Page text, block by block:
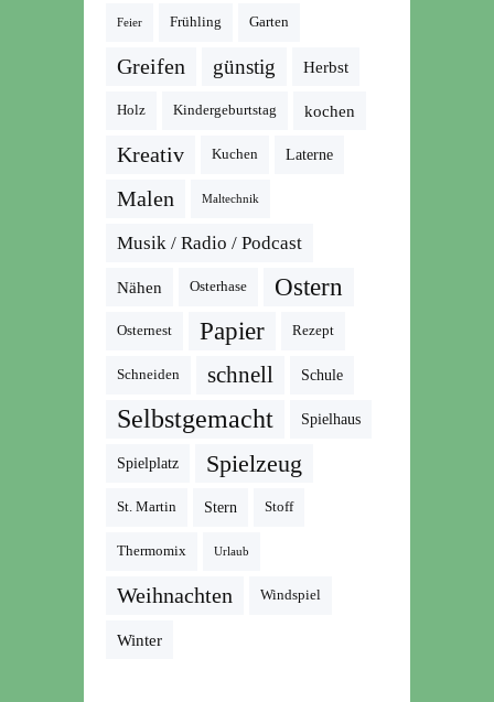
Feier Frühling Garten
Greifen günstig Herbst
Holz Kindergeburtstag kochen
Kreativ Kuchen Laterne
Malen Maltechnik
Musik / Radio / Podcast
Nähen Osterhase Ostern
Osternest Papier Rezept
Schneiden schnell Schule
Selbstgemacht Spielhaus
Spielplatz Spielzeug
St. Martin Stern Stoff
Thermomix Urlaub
Weihnachten Windspiel
Winter